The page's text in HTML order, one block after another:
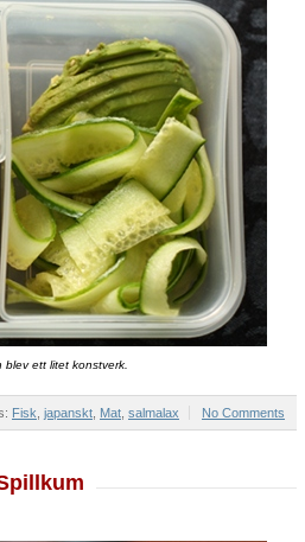
blev ett litet konstverk.
Fisk japanskt Mat salmalax No Comments